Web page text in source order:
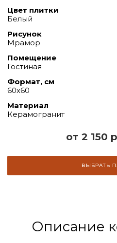
от 2 150
ВЫБРАТЬ
Цвет плитки
Белый
Рисунок
Мрамор
Помещение
Гостиная
Формат, см
60x60
Материал
Керамогранит
Описание